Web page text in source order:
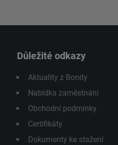
Důležité odkazy
Aktuality z Bonity
Nabídka zaměstnání
Obchodní podmínky
Certifikáty
Dokumenty ke stažení